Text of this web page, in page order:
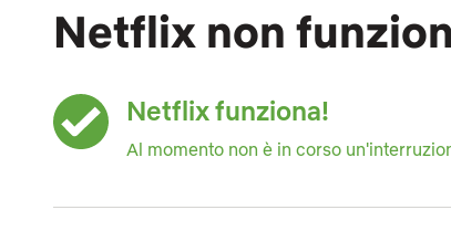
Netflix non
Netflix funziona!
Al momento non è in corso